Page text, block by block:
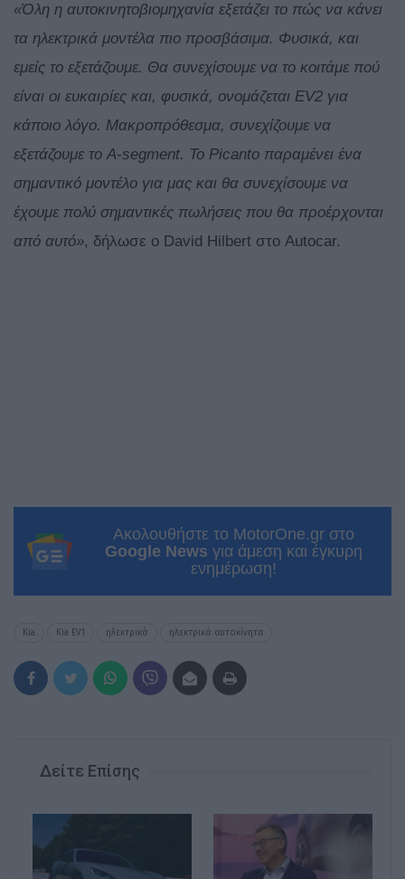
«Όλη η αυτοκινητοβιομηχανία εξετάζει το πώς να κάνει
τα ηλεκτρικά μοντέλα πιο προσβάσιμα. Φυσικά, και
εμείς το εξετάζουμε. Θα συνεχίσουμε να το κοιτάμε πού
είναι οι ευκαιρίες και, φυσικά, ονομάζεται EV2 για
κάποιο λόγο. Μακροπρόθεσμα, συνεχίζουμε να
εξετάζουμε το A-segment. Το Picanto παραμένει ένα
σημαντικό μοντέλο για μας και θα συνεχίσουμε να
έχουμε πολύ σημαντικές πωλήσεις που θα προέρχονται
από αυτό», δήλωσε ο David Hilbert στο Autocar.
Ακολουθήστε το MotorOne.gr στο
Google News για άμεση και έγκυρη
ενημέρωση!
Kia Kia EV1 ηλεκτρικά ηλεκτρικά αυτοκίνητα
Δείτε Επίσης